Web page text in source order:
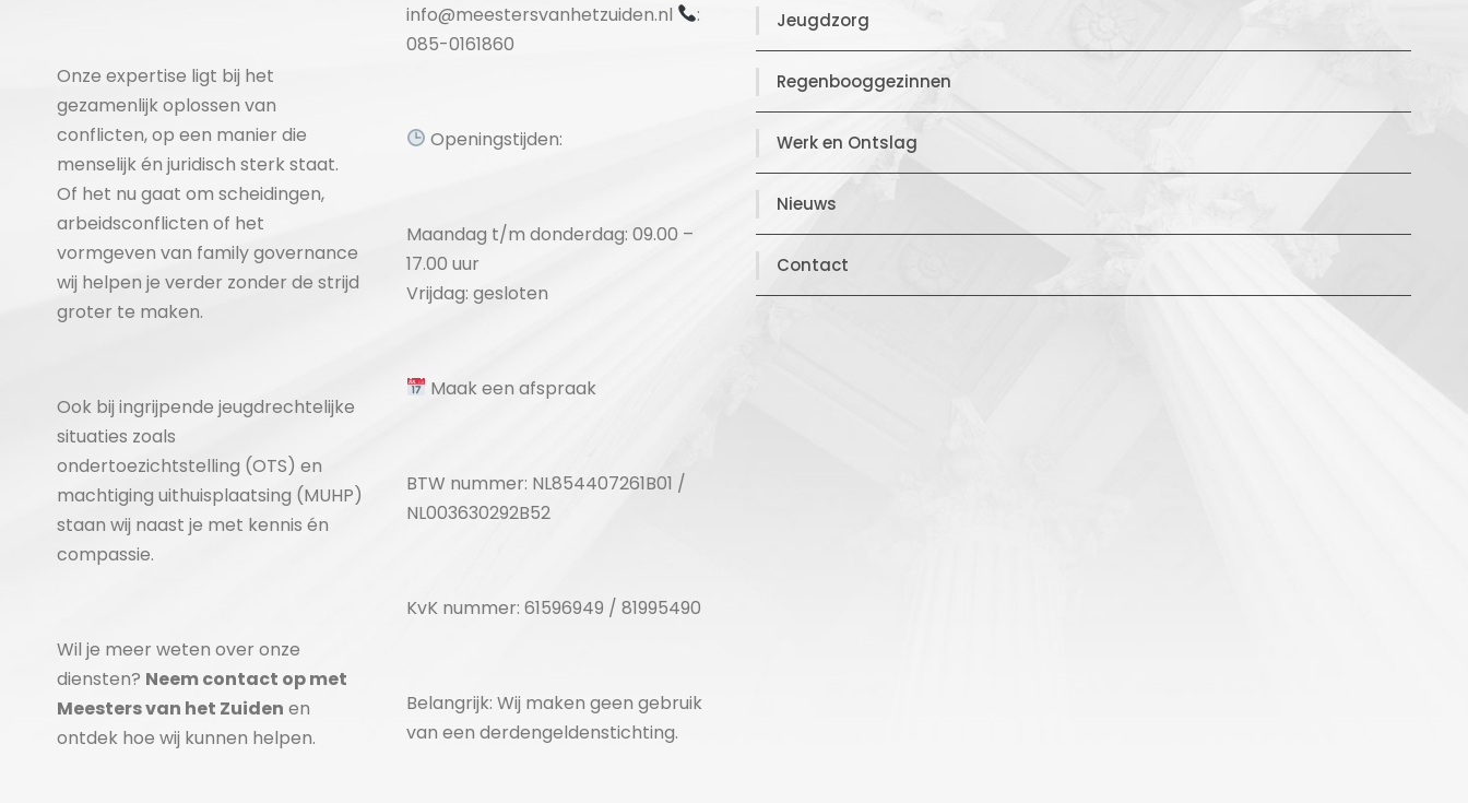
Onze expertise ligt bij het
gezamenlijk oplossen van
conflicten, op een manier die
menselijk én juridisch sterk staat.
Of het nu gaat om scheidingen,
arbeidsconflicten of het
vormgeven van family governance
wij helpen je verder zonder de strijd
groter te maken.
Ook bij ingrijpende jeugdrechtelijke
situaties zoals
ondertoezichtstelling (OTS) en
machtiging uithuisplaatsing (MUHP)
staan wij naast je met kennis én
compassie.
Wil je meer weten over onze
diensten? Neem contact op met
Meesters van het Zuiden en
ontdek hoe wij kunnen helpen.
info@meestersvanhetzuiden.nl
:
085-0161860
Openingstijden:
Maandag t/m donderdag: 09.00 –
17.00 uur
Vrijdag: gesloten
Maak een afspraak
BTW nummer: NL854407261B01 /
NL003630292B52
KvK nummer: 61596949 / 81995490
Belangrijk: Wij maken geen gebruik
van een derdengeldenstichting.
Jeugdzorg
Regenbooggezinnen
Werk en Ontslag
Nieuws
Contact